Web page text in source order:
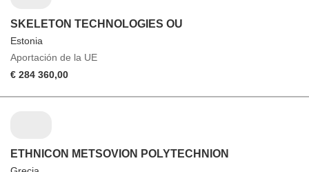
SKELETON TECHNOLOGIES OU
Estonia
Aportación de la UE
€ 284 360,00
ETHNICON METSOVION POLYTECHNION